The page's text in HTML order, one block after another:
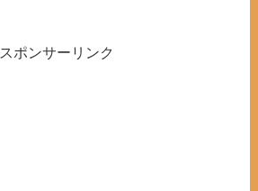
スポンサーリンク